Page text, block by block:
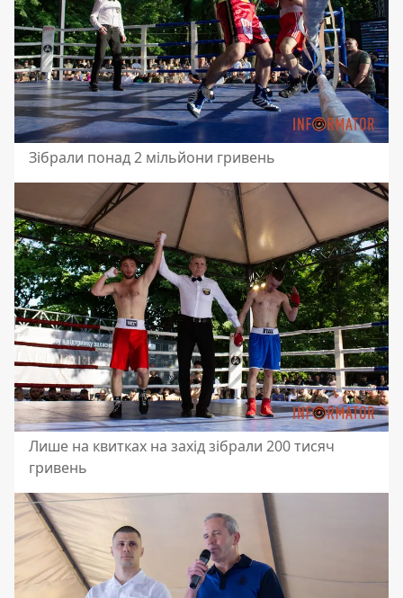
Зібрали понад 2 мільйони гривень
Лише на квитках на захід зібрали 200 тисяч
гривень